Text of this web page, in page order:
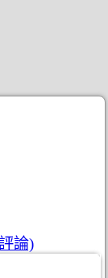
論)